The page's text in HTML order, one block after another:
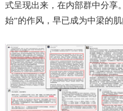
式呈现出来，在内部群中分享
始”的作风，早已成为中梁的肌